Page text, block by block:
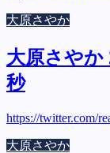
大原さやか
大原さやか
秒
https://twitter.com/
大原さやか